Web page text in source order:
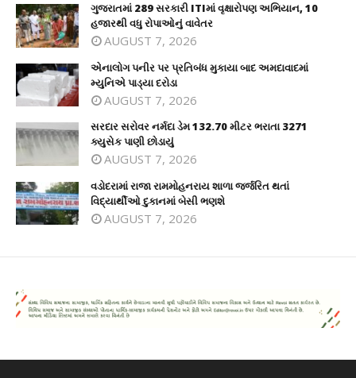
ગુજરાતમાં 289 સરકારી ITIમાં વૃક્ષારોપણ અભિયાન, 10
હજારથી વધુ રોપાઓનું વાવેતર
AUGUST 7, 2026
એનાલોગ પનીર પર પ્રતિબંધ મુકાયા બાદ અમદાવાદમાં
મ્યુનિએ પાડ્યા દરોડા
AUGUST 7, 2026
સરદાર સરોવર નર્મદા ડેમ 132.70 મીટર ભરાતા 3271
ક્યુસેક પાણી છોડાયું
AUGUST 7, 2026
વડોદરામાં રાજા રામમોહનરાય શાળા જર્જરિત થતાં
વિદ્યાર્થીઓ દુકાનમાં બેસી ભણશે
AUGUST 7, 2026